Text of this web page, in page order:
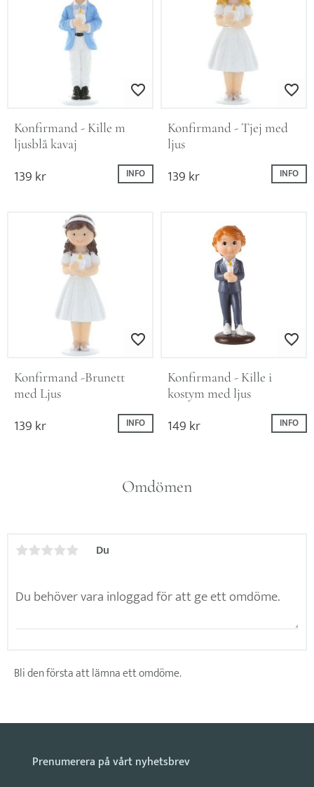
Omdömen
Du
Bli den första att lämna ett omdöme.
Lägg till i favoriter
Konfirmand - Kille m
ljusblå kavaj
139kr INFO
Lägg till i
Konfirmand - Tjej med
ljus
139kr INFO
Lägg till i favoriter
Konfirmand -Brunett
med Ljus
139kr INFO
Lägg till i
Konfirmand - Kille i
kostym med ljus
149kr INFO